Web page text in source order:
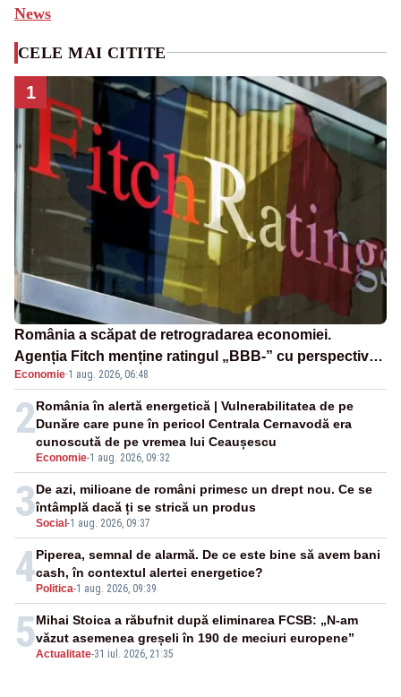
News
CELE MAI CITITE
1
România a scăpat de retrogradarea economiei.
Agenția Fitch menține ratingul „BBB-” cu perspectivă
negativă
Economie·1 aug. 2026, 06:48
2
Economie-1 aug. 2026, 09:32
România în alertă energetică | Vulnerabilitatea de pe
Dunăre care pune în pericol Centrala Cernavodă era
cunoscută de pe vremea lui Ceaușescu
3Social -1 aug. 2026, 09:37
De azi, milioane de români primesc un drept nou. Ce se
întâmplă dacă ți se strică un produs
4 Politica-1 aug. 2026, 09:39
Piperea, semnal de alarmă. De ce este bine să avem bani
cash, în contextul alertei energetice?
5Actualitate-31 iul. 2026, 21:35
Mihai Stoica a răbufnit după eliminarea FCSB: „N-am
văzut asemenea greșeli în 190 de meciuri europene”